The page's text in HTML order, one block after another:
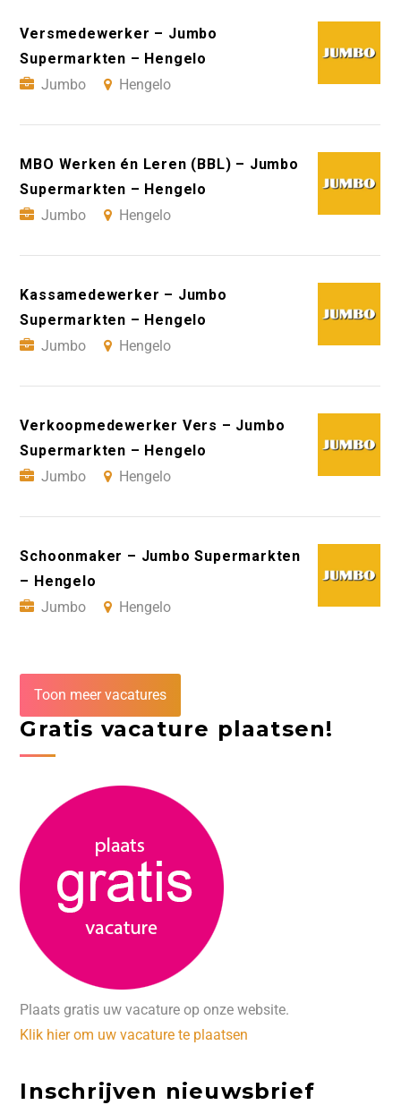
Versmedewerker – Jumbo
Supermarkten – Hengelo
Jumbo
Hengelo
MBO Werken én Leren (BBL) – Jumbo
Supermarkten – Hengelo
Jumbo
Hengelo
Kassamedewerker – Jumbo
Supermarkten – Hengelo
Jumbo
Hengelo
Verkoopmedewerker Vers – Jumbo
Supermarkten – Hengelo
Jumbo
Hengelo
Schoonmaker – Jumbo Supermarkten
– Hengelo
Jumbo
Hengelo
Toon meer vacatures
Gratis vacature plaatsen!
Plaats gratis uw vacature op onze website.
Klik hier om uw vacature te plaatsen
Inschrijven nieuwsbrief